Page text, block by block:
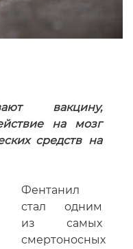
вакцину,
на мозг
средств на
Фентанил
стал одним
из самых
смертоносных